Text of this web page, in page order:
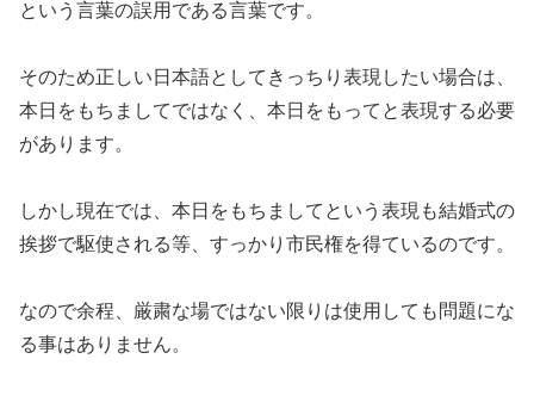
という言葉の誤用である言葉です。
そのため正しい日本語としてきっちり表現したい場合は、
本日をもちましてではなく、本日をもってと表現する必要
があります。
しかし現在では、本日をもちましてという表現も結婚式の
挨拶で駆使される等、すっかり市民権を得ているのです。
なので余程、厳粛な場ではない限りは使用しても問題にな
る事はありません。